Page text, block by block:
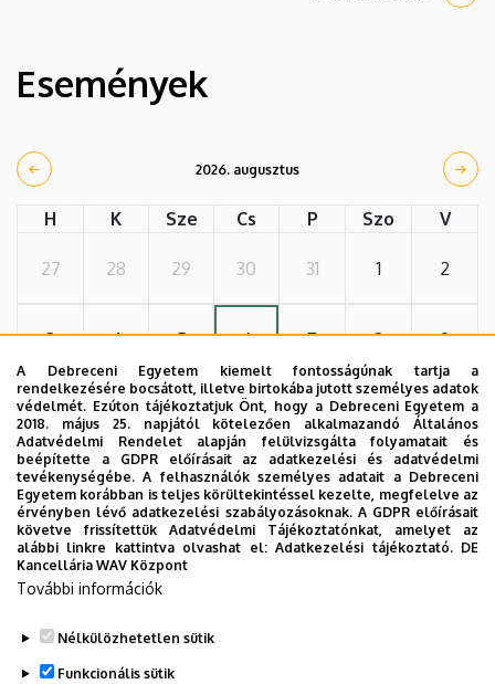
Események
2026. augusztus
H K Sze Cs P Szo V
27 28 29 30 31 1 2
3 4 5 6 7 8 9
10 11 12 13 14 15 16
17 18 19 20 21 22 23
24 25 26 27 28 29 30
A Debreceni Egyetem kiemelt fontosságúnak tartja a
rendelkezésére bocsátott, illetve birtokába jutott személyes adatok
védelmét. Ezúton tájékoztatjuk Önt, hogy a Debreceni Egyetem a
2018. május 25. napjától kötelezően alkalmazandó Általános
Adatvédelmi Rendelet alapján felülvizsgálta folyamatait és
beépítette a GDPR előírásait az adatkezelési és adatvédelmi
tevékenységébe. A felhasználók személyes adatait a Debreceni
Egyetem korábban is teljes körültekintéssel kezelte, megfelelve az
érvényben lévő adatkezelési szabályozásoknak. A GDPR előírásait
követve frissítettük Adatvédelmi Tájékoztatónkat, amelyet az
alábbi linkre kattintva olvashat el:Adatkezelési tájékoztató. DE
Kancellária WAV Központ
További információk
Nélkülözhetetlen sütik
Funkcionális sütik